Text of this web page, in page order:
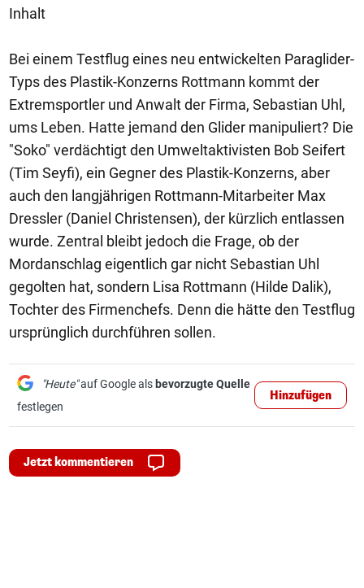
Inhalt
Bei einem Testflug eines neu entwickelten Paraglider-
Typs des Plastik-Konzerns Rottmann kommt der
Extremsportler und Anwalt der Firma, Sebastian Uhl,
ums Leben. Hatte jemand den Glider manipuliert? Die
"Soko" verdächtigt den Umweltaktivisten Bob Seifert
(Tim Seyfi), ein Gegner des Plastik-Konzerns, aber
auch den langjährigen Rottmann-Mitarbeiter Max
Dressler (Daniel Christensen), der kürzlich entlassen
wurde. Zentral bleibt jedoch die Frage, ob der
Mordanschlag eigentlich gar nicht Sebastian Uhl
gegolten hat, sondern Lisa Rottmann (Hilde Dalik),
Tochter des Firmenchefs. Denn die hätte den Testflug
ursprünglich durchführen sollen.
"Heute"auf Google als bevorzugte Quelle
festlegen
Hinzufügen
Jetzt kommentieren